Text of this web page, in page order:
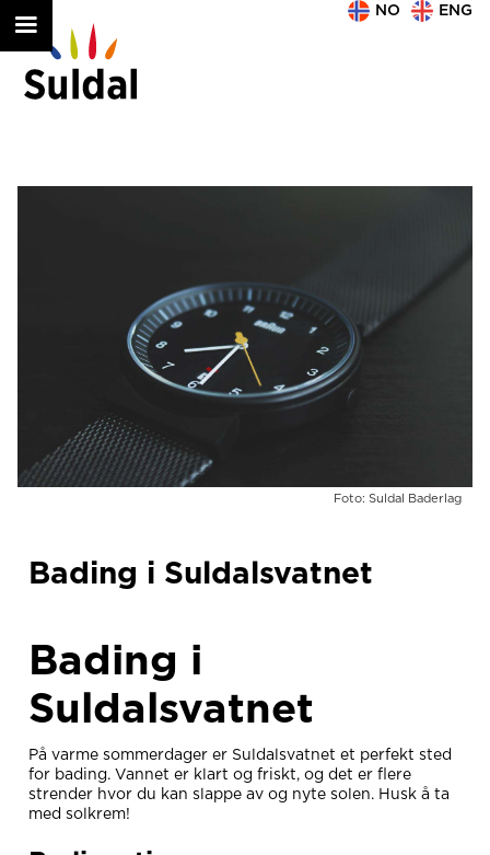
NO ENG
Foto: Suldal Baderlag
Bading i Suldalsvatnet
Bading i
Suldalsvatnet
På varme sommerdager er Suldalsvatnet et perfekt sted
for bading. Vannet er klart og friskt, og det er flere
strender hvor du kan slappe av og nyte solen. Husk å ta
med solkrem!